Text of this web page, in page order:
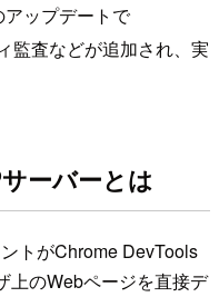
ップデートで
監査などが追加され、実
ーバーとは
トがChrome DevTools
上のWebページを直接デ